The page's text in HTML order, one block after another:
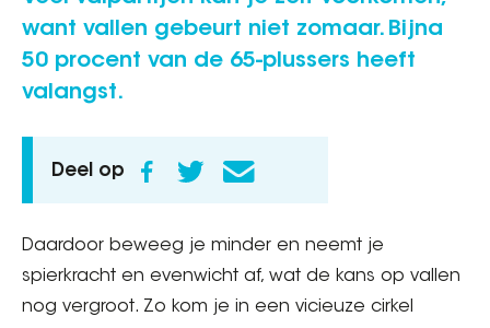
want vallen gebeurt niet zomaar. Bijna
50 procent van de 65-plussers heeft
valangst.
Deel op
Daardoor beweeg je minder en neemt je
spierkracht en evenwicht af, wat de kans op vallen
nog vergroot. Zo kom je in een vicieuze cirkel